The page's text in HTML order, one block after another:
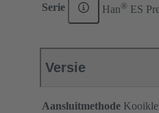
Serie Han® ES
Versie
Aansluitmethode